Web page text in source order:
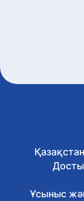
Ұсыныс